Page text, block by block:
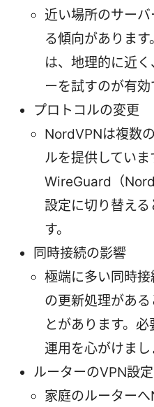
近い場所のサー
る傾向がありま
は、地理的に近
ーを試すのが有効
プロトコルの変更
NordVPNは複数
ルを提供していま
WireGuard（
設定に切り替え
す。
同時接続の影響
極端に多い同時
の更新処理があ
とがあります。
運用を心がけまし
ルーターのVPN設定
家庭のルーター